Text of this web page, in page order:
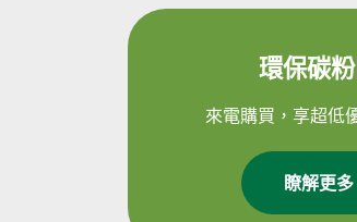
環保碳
來電購買，享超低
瞭解更多